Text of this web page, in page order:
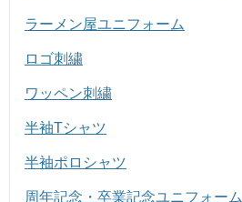
ラーメン屋ユニフォーム
ロゴ刺繍
ワッペン刺繍
半袖Tシャツ
半袖ポロシャツ
周年記念・卒業記念ユニフォーム